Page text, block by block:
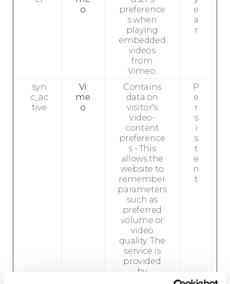
o
preference
s when
playing
embedded
videos
from
Vimeo.
e
a
r
syn
c_ac
tive
Vi
me
o
Contains
data on
visitor's
video-
content
preference
s - This
allows the
website to
remember
parameters
such as
preferred
volume or
video
quality. The
service is
provided
by
P
e
r
s
i
s
t
e
n
t